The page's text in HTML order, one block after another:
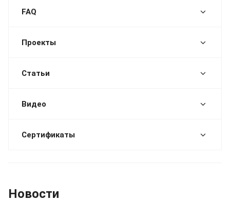
FAQ
Проекты
Статьи
Видео
Сертификаты
Новости